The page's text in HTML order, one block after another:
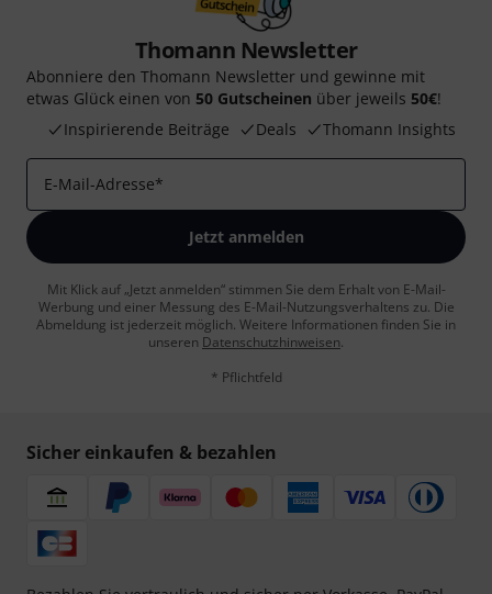
Thomann Newsletter
Abonniere den Thomann Newsletter und gewinne mit
etwas Glück einen von 50 Gutscheinen über jeweils 50€!
Inspirierende Beiträge
Deals Thomann Insights
E-Mail-Adresse*
Jetzt anmelden
Mit Klick auf „Jetzt anmelden“ stimmen Sie dem Erhalt von E-Mail-
Werbung und einer Messung des E-Mail-Nutzungsverhaltens zu. Die
Abmeldung ist jederzeit möglich. Weitere Informationen finden Sie in
unseren Datenschutzhinweisen.
* Pflichtfeld
Sicher einkaufen & bezahlen